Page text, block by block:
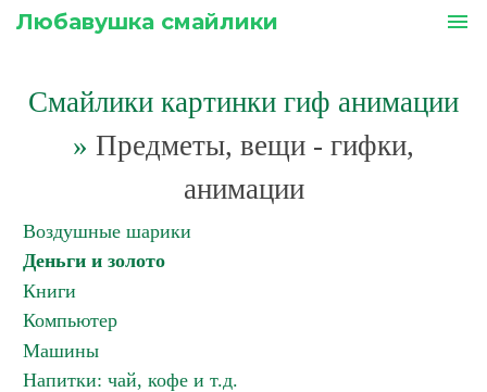
Любавушка смайлики menu
Смайлики картинки гиф анимации
» Предметы, вещи - гифки,
анимации
Воздушные шарики
Деньги и золото
Книги
Компьютер
Машины
Напитки: чай, кофе и т.д.